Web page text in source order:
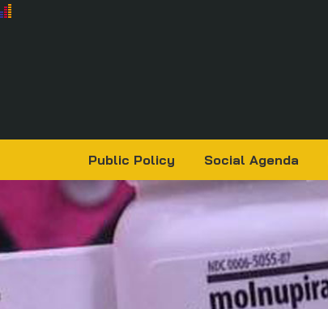
Public Policy Social Agenda